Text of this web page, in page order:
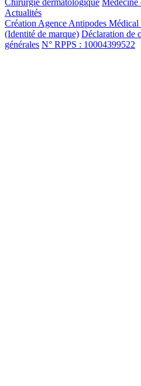
Actualités
Création Agence Antipodes
(Identité de marque) Déclaration de
générales N° RPPS : 10004399522